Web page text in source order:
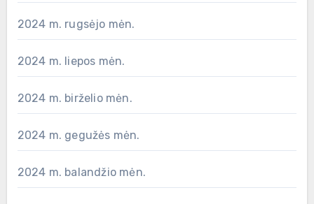
2024 m. rugsėjo mėn.
2024 m. liepos mėn.
2024 m. birželio mėn.
2024 m. gegužės mėn.
2024 m. balandžio mėn.